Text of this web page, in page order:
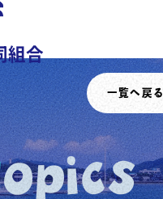
組合
topics
一覧へ戻る